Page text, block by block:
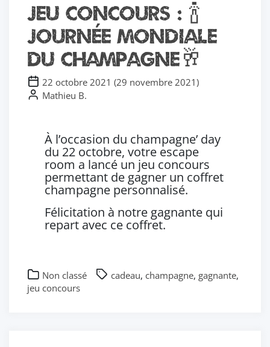
Jeu concours : 🍾
journée mondiale
du champagne🥂
22 octobre 2021 (29 novembre 2021)
Mathieu B.
À l’occasion du champagne’ day
du 22 octobre, votre escape
room a lancé un jeu concours
permettant de gagner un coffret
champagne personnalisé.
Félicitation à notre gagnante qui
repart avec ce coffret.
Non classé cadeau, champagne, gagnante,
jeu concours